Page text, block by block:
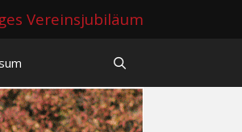
Vereinsjubiläum